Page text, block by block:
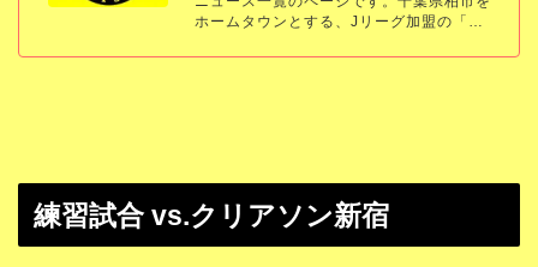
ホームタウンとする、Jリーグ加盟の「柏
スケジュール、チケット、チーム情報をい
練習試合 vs.クリアソン新宿